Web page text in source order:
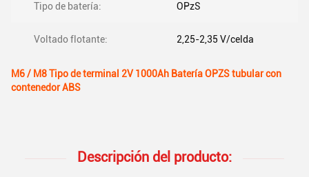
Tipo de batería: OPzS
Voltado flotante: 2,25-2,35 V/celda
M6 / M8 Tipo de terminal 2V 1000Ah Batería OPZS tubular con
contenedor ABS
Descripción del producto: